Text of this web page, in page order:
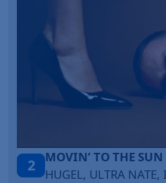
3
ITEPE ITEDE
SANAH